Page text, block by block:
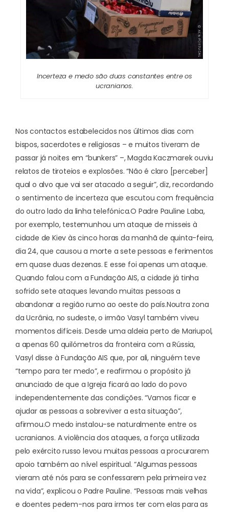
Incerteza e medo são duas constantes entre os
ucranianos.
Nos contactos estabelecidos nos últimos dias com
bispos, sacerdotes e religiosas – e muitos tiveram de
passar já noites em “bunkers” –, Magda Kaczmarek ouviu
relatos de tiroteios e explosões. “Não é claro [perceber]
qual o alvo que vai ser atacado a seguir”, diz, recordando
o sentimento de incerteza que escutou com frequência
do outro lado da linha telefónica.O Padre Pauline Laba,
por exemplo, testemunhou um ataque de misseis à
cidade de Kiev às cinco horas da manhã de quinta-feira,
dia 24, que causou a morte a sete pessoas e ferimentos
em quase duas dezenas. E esse foi apenas um ataque.
Quando falou com a Fundação AIS, a cidade já tinha
sofrido sete ataques levando muitas pessoas a
abandonar a região rumo ao oeste do país.Noutra zona
da Ucrânia, no sudeste, o irmão Vasyl também viveu
momentos difíceis. Desde uma aldeia perto de Mariupol,
a apenas 60 quilómetros da fronteira com a Rússia,
Vasyl disse à Fundação AIS que, por ali, ninguém teve
“tempo para ter medo”, e reafirmou o propósito já
anunciado de que a Igreja ficará ao lado do povo
independentemente das condições. “Vamos ficar e
ajudar as pessoas a sobreviver a esta situação”,
afirmou.O medo instalou-se naturalmente entre os
ucranianos. A violência dos ataques, a força utilizada
pelo exército russo levou muitas pessoas a procurarem
apoio também ao nível espiritual. “Algumas pessoas
vieram até nós para se confessarem pela primeira vez
na vida”, explicou o Padre Pauline. “Pessoas mais velhas
e doentes pedem-nos para irmos ter com elas para as